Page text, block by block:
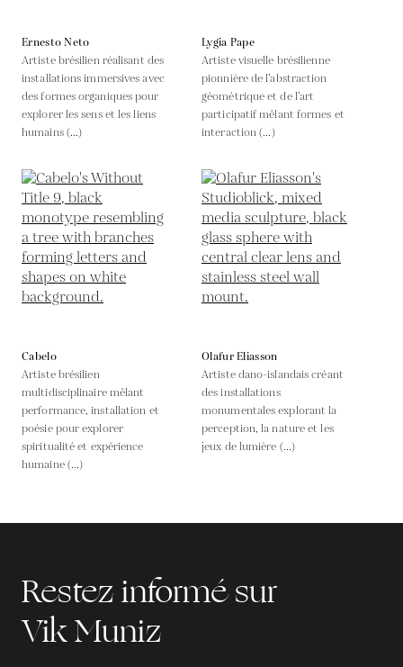
Ernesto Neto
Artiste brésilien réalisant des
installations immersives avec
des formes organiques pour
explorer les sens et les liens
humains (...)
Lygia Pape
Artiste visuelle brésilienne
pionnière de l’abstraction
géométrique et de l’art
participatif mêlant formes et
interaction (...)
Cabelo
Artiste brésilien
multidisciplinaire mêlant
performance, installation et
poésie pour explorer
spiritualité et expérience
humaine (...)
Olafur Eliasson
Artiste dano-islandais créant
des installations
monumentales explorant la
perception, la nature et les
jeux de lumière (...)
Restez informé sur
Vik Muniz